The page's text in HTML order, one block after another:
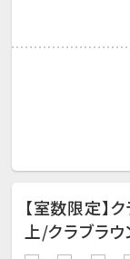
【室数限定】
上/クラブラ